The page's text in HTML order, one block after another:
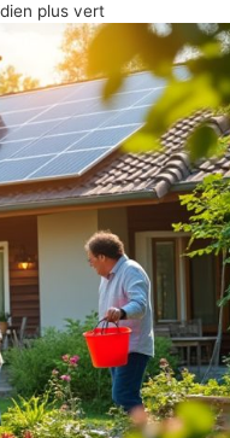
plus vert